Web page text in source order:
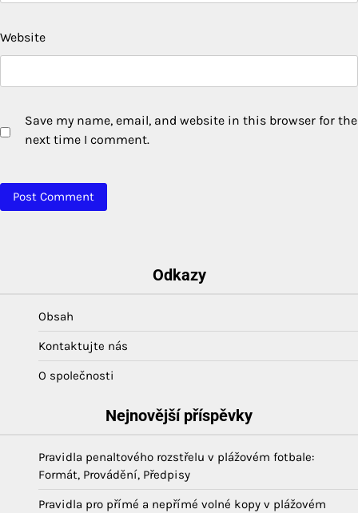
Website
Save my name, email, and website in this browser for the
next time I comment.
Odkazy
Obsah
Kontaktujte nás
O společnosti
Nejnovější příspěvky
Pravidla penaltového rozstřelu v plážovém fotbale:
Formát, Provádění, Předpisy
Pravidla pro přímé a nepřímé volné kopy v plážovém